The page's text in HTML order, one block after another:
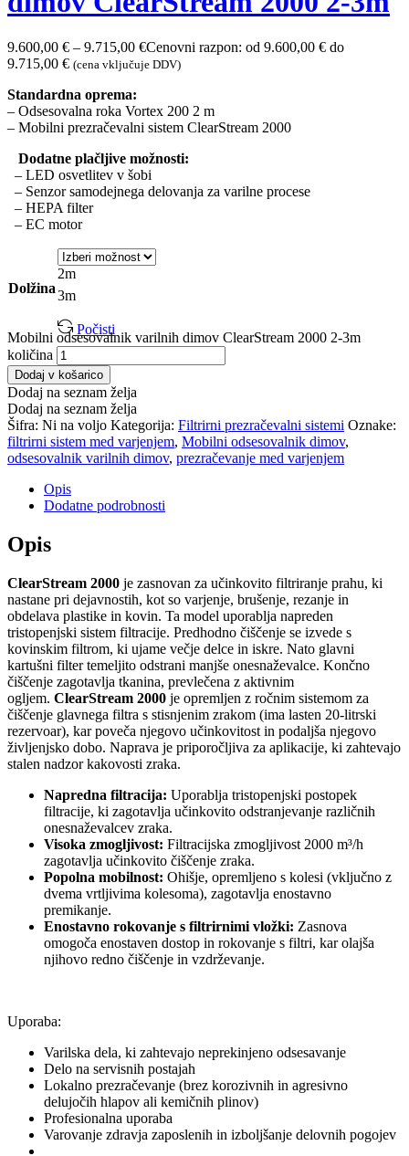
9.600,00 € – 9.715,00 €Cenovni razpon: od 9.600,00 € do
9.715,00 € (cena vključuje DDV)
Standardna oprema:
– Odsesovalna roka Vortex 200 2 m
– Mobilni prezračevalni sistem ClearStream 2000
Dodatne plačljive možnosti:
– LED osvetlitev v šobi
– Senzor samodejnega delovanja za varilne procese
– HEPA filter
– EC motor
Dolžina
2m
3m
Počisti
Mobilni odsesovalnik varilnih dimov ClearStream 2000 2-3m
količina
Dodaj v košarico
Dodaj na seznam želja
Dodaj na seznam želja
Šifra: Ni na voljo Kategorija: Filtrirni prezračevalni sistemi Oznake:
filtrirni sistem med varjenjem, Mobilni odsesovalnik dimov,
odsesovalnik varilnih dimov, prezračevanje med varjenjem
Opis
Dodatne podrobnosti
Opis
ClearStream 2000 je zasnovan za učinkovito filtriranje prahu, ki
nastane pri dejavnostih, kot so varjenje, brušenje, rezanje in
obdelava plastike in kovin. Ta model uporablja napreden
tristopenjski sistem filtracije. Predhodno čiščenje se izvede s
kovinskim filtrom, ki ujame večje delce in iskre. Nato glavni
kartušni filter temeljito odstrani manjše onesnaževalce. Končno
čiščenje zagotavlja tkanina, prevlečena z aktivnim
ogljem. ClearStream 2000 je opremljen z ročnim sistemom za
čiščenje glavnega filtra s stisnjenim zrakom (ima lasten 20-litrski
rezervoar), kar poveča njegovo učinkovitost in podaljša njegovo
življenjsko dobo. Naprava je priporočljiva za aplikacije, ki zahtevajo
stalen nadzor kakovosti zraka.
Napredna filtracija: Uporablja tristopenjski postopek
filtracije, ki zagotavlja učinkovito odstranjevanje različnih
onesnaževalcev zraka.
Visoka zmogljivost: Filtracijska zmogljivost 2000 m³/h
zagotavlja učinkovito čiščenje zraka.
Popolna mobilnost: Ohišje, opremljeno s kolesi (vključno z
dvema vrtljivima kolesoma), zagotavlja enostavno
premikanje.
Enostavno rokovanje s filtrirnimi vložki: Zasnova
omogoča enostaven dostop in rokovanje s filtri, kar olajša
njihovo redno čiščenje in vzdrževanje.
Uporaba:
Varilska dela, ki zahtevajo neprekinjeno odsesavanje
Delo na servisnih postajah
Lokalno prezračevanje (brez korozivnih in agresivno
delujočih hlapov ali kemičnih plinov)
Profesionalna uporaba
Varovanje zdravja zaposlenih in izboljšanje delovnih pogojev